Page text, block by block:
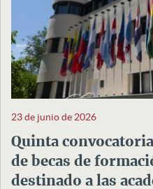
23 de junio de 2026
Quinta
de becas de
destinado a las